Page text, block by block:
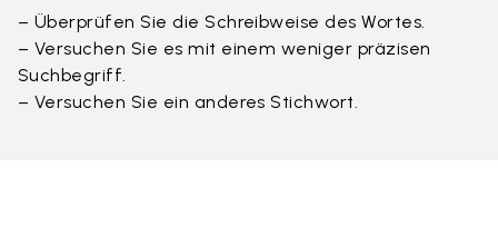
– Überprüfen Sie die Schreibweise des Wortes.
– Versuchen Sie es mit einem weniger präzisen
Suchbegriff.
– Versuchen Sie ein anderes Stichwort.